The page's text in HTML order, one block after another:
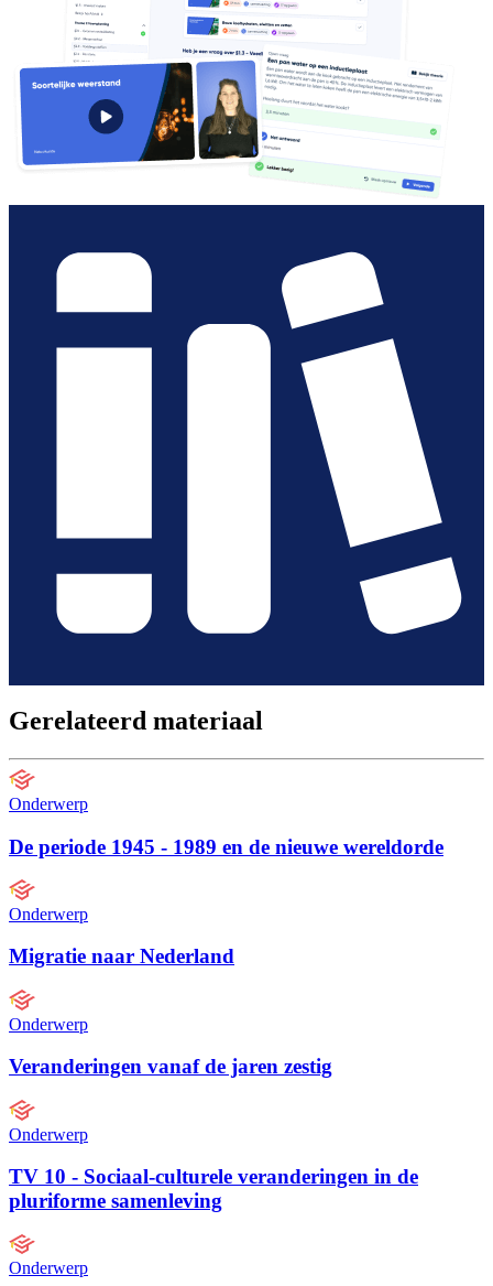
Gerelateerd materiaal
Onderwerp
De periode 1945 - 1989 en de nieuwe wereldorde
Onderwerp
Migratie naar Nederland
Onderwerp
Veranderingen vanaf de jaren zestig
Onderwerp
TV 10 - Sociaal-culturele veranderingen in de
pluriforme samenleving
Onderwerp